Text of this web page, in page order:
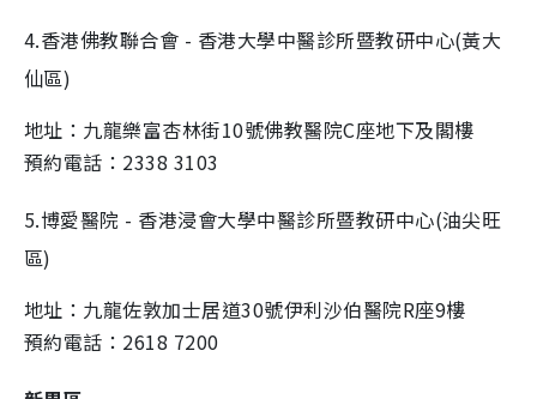
4.香港佛教聯合會 - 香港大學中醫診所暨教研中心(黃大
仙區)
地址：九龍樂富杏林街10號佛教醫院C座地下及閣樓
預約電話：2338 3103
5.博愛醫院 - 香港浸會大學中醫診所暨教研中心(油尖旺
區)
地址：九龍佐敦加士居道30號伊利沙伯醫院R座9樓
預約電話：2618 7200